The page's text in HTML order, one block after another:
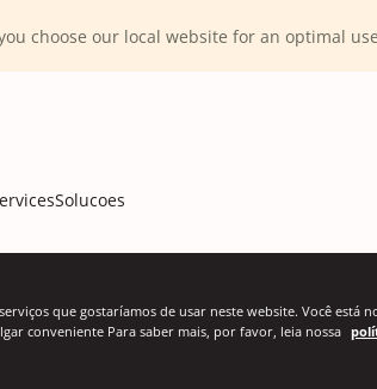
choose our local website for an optimal
Solucoes
que gostaríamos de usar neste website. Você está
conveniente Para saber mais, por favor, leia nossa